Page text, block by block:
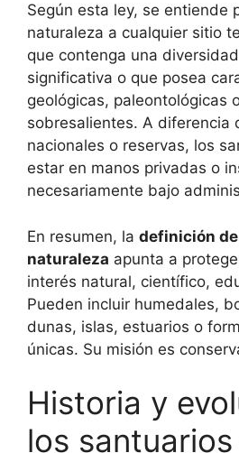
Según esta ley, se entiende
naturaleza a cualquier sitio
que contenga una
significativa o que posea
geológicas, paleontológicas
sobresalientes. A diferencia
nacionales o reservas, los
estar en manos privadas o
necesariamente bajo
En resumen, la definición
naturaleza apunta a
interés natural, científico,
Pueden incluir humedales,
dunas, islas, estuarios o
únicas. Su misión es
Historia y
los